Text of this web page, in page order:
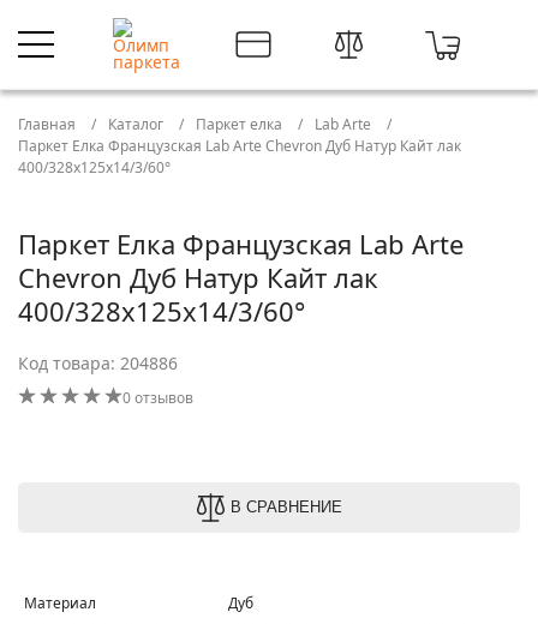
Главная Каталог Паркет елка
Lab Arte
Паркет Елка Французская Lab Arte Chevron Дуб Натур Кайт лак
400/328х125х14/3/60°
Паркет Елка Французская Lab Arte
Chevron Дуб Натур Кайт лак
400/328х125х14/3/60°
Код товара: 204886
0 отзывов
В СРАВНЕНИЕ
Материал
Дуб